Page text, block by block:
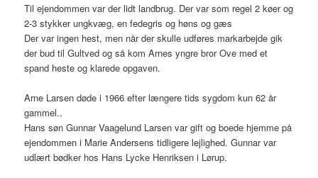
Til ejendommen var der lidt landbrug. Der var som regel 2 køer og
2-3 stykker ungkvæg, en fedegris og høns og gæs
Der var ingen hest, men når der skulle udføres markarbejde gik
der bud til Gultved og så kom Arnes yngre bror Ove med et
spand heste og klarede opgaven.
Arne Larsen døde i 1966 efter længere tids sygdom kun 62 år
gammel..
Hans søn Gunnar Vaagelund Larsen var gift og boede hjemme på
ejendommen i Marie Andersens tidligere lejlighed. Gunnar var
udlært bødker hos Hans Lycke Henriksen i Lørup.